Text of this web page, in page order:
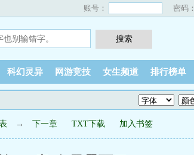
账号： 密码：
科幻灵异 网游竞技 女生频道 排行榜单
→ 下一章 TXT下载 加入书签